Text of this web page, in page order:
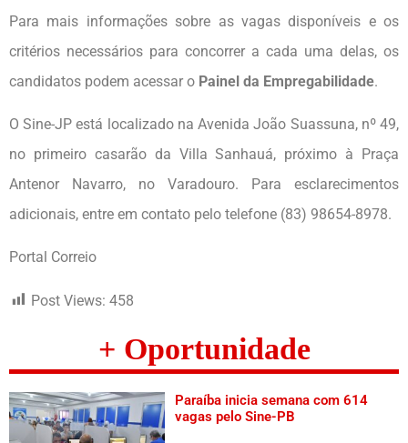
Para mais informações sobre as vagas disponíveis e os
critérios necessários para concorrer a cada uma delas, os
candidatos podem acessar o Painel da Empregabilidade.
O Sine-JP está localizado na Avenida João Suassuna, nº 49,
no primeiro casarão da Villa Sanhauá, próximo à Praça
Antenor Navarro, no Varadouro. Para esclarecimentos
adicionais, entre em contato pelo telefone (83) 98654-8978.
Portal Correio
Post Views: 458
+ Oportunidade
Paraíba inicia semana com 614
vagas pelo Sine-PB